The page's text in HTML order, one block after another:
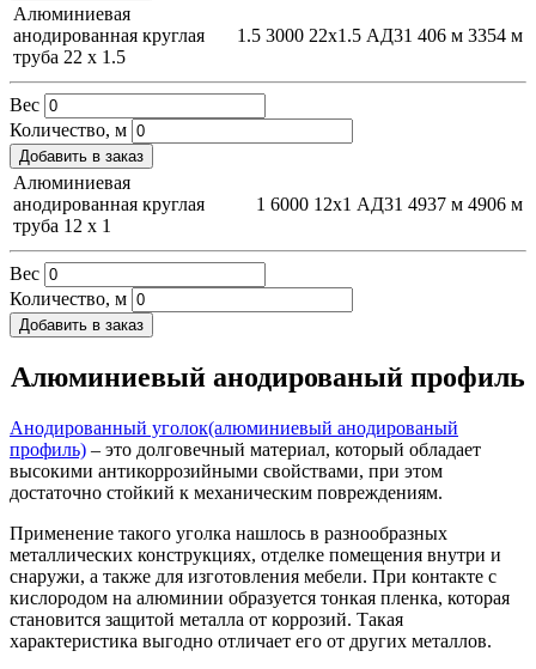
Алюминиевая
анодированная круглая
труба 22 х 1.5
1.5 3000 22х1.5 АД31 406 м 3354 м
Вес
Количество, м
Добавить в заказ
Алюминиевая
анодированная круглая
труба 12 х 1
1 6000 12х1 АД31 4937 м 4906 м
Вес
Количество, м
Добавить в заказ
Алюминиевый анодированый профиль
Анодированный уголок(алюминиевый анодированый
профиль) – это долговечный материал, который обладает
высокими антикоррозийными свойствами, при этом
достаточно стойкий к механическим повреждениям.
Применение такого уголка нашлось в разнообразных
металлических конструкциях, отделке помещения внутри и
снаружи, а также для изготовления мебели. При контакте с
кислородом на алюминии образуется тонкая пленка, которая
становится защитой металла от коррозий. Такая
характеристика выгодно отличает его от других металлов.